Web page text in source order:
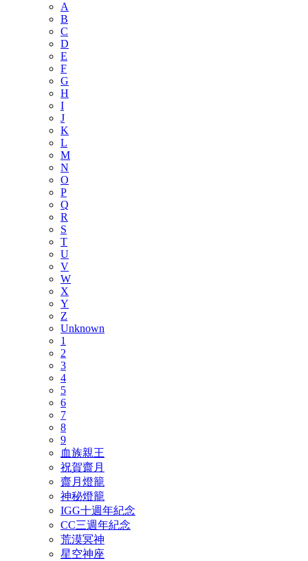
A
B
C
D
E
F
G
H
I
J
K
L
M
N
O
P
Q
R
S
T
U
V
W
X
Y
Z
Unknown
1
2
3
4
5
6
7
8
9
血族親王
祝賀齋月
齋月燈籠
神秘燈籠
IGG十週年紀念
CC三週年紀念
荒漠冥神
星空神座